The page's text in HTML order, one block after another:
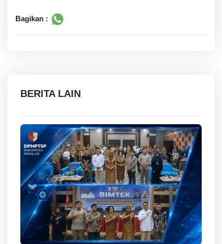
Bagikan :
BERITA LAIN